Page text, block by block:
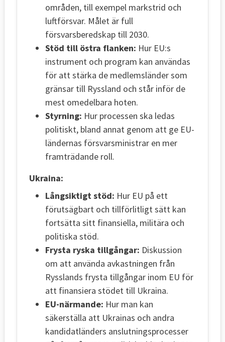
områden, till exempel markstrid och
luftförsvar. Målet är full
försvarsberedskap till 2030.
Stöd till östra flanken: Hur EU:s
instrument och program kan användas
för att stärka de medlemsländer som
gränsar till Ryssland och står inför de
mest omedelbara hoten.
Styrning: Hur processen ska ledas
politiskt, bland annat genom att ge EU-
ländernas försvarsministrar en mer
framträdande roll.
Ukraina:
Långsiktigt stöd: Hur EU på ett
förutsägbart och tillförlitligt sätt kan
fortsätta sitt finansiella, militära och
politiska stöd.
Frysta ryska tillgångar: Diskussion
om att använda avkastningen från
Rysslands frysta tillgångar inom EU för
att finansiera stödet till Ukraina.
EU-närmande: Hur man kan
säkerställa att Ukrainas och andra
kandidatländers anslutningsprocesser